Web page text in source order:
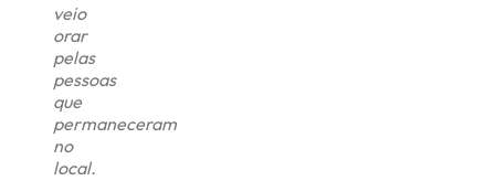
veio
orar
pelas
pessoas
que
permaneceram
no
local.